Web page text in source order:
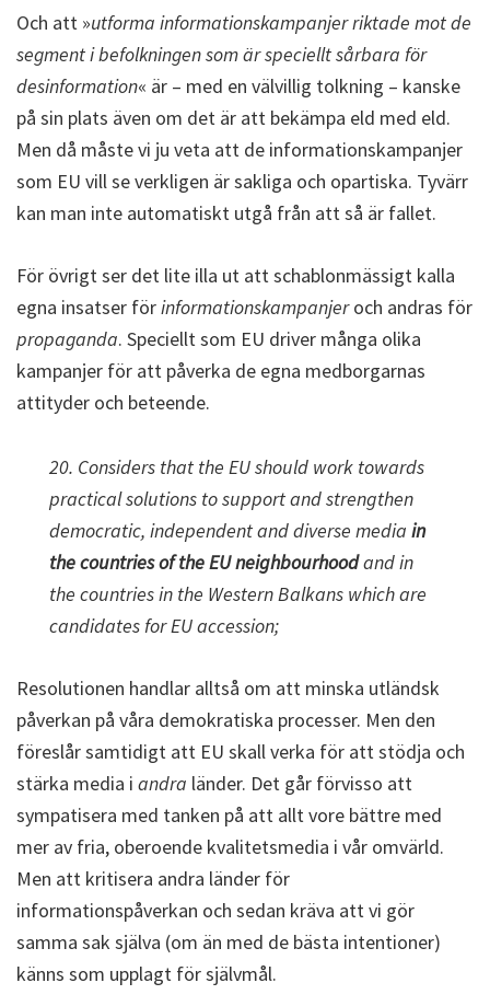
Och att »utforma informationskampanjer riktade mot de
segment i befolkningen som är speciellt sårbara för
desinformation« är – med en välvillig tolkning – kanske
på sin plats även om det är att bekämpa eld med eld.
Men då måste vi ju veta att de informationskampanjer
som EU vill se verkligen är sakliga och opartiska. Tyvärr
kan man inte automatiskt utgå från att så är fallet.
För övrigt ser det lite illa ut att schablonmässigt kalla
egna insatser förinformationskampanjeroch andras för
propaganda. Speciellt som EU driver många olika
kampanjer för att påverka de egna medborgarnas
attityder och beteende.
20. Considers that the EU should work towards
practical solutions to support and strengthen
democratic, independent and diverse media in
the countries of the EU neighbourhoodand in
the countries in the Western Balkans which are
candidates for EU accession;
Resolutionen handlar alltså om att minska utländsk
påverkan på våra demokratiska processer. Men den
föreslår samtidigt att EU skall verka för att stödja och
stärka media i andra länder. Det går förvisso att
sympatisera med tanken på att allt vore bättre med
mer av fria, oberoende kvalitetsmedia i vår omvärld.
Men att kritisera andra länder för
informationspåverkan och sedan kräva att vi gör
samma sak själva (om än med de bästa intentioner)
känns som upplagt för självmål.